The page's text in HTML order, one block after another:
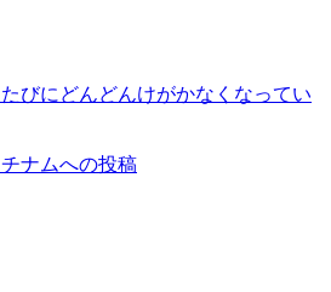
びにどんどんけがかなくなってい
ナムへの投稿